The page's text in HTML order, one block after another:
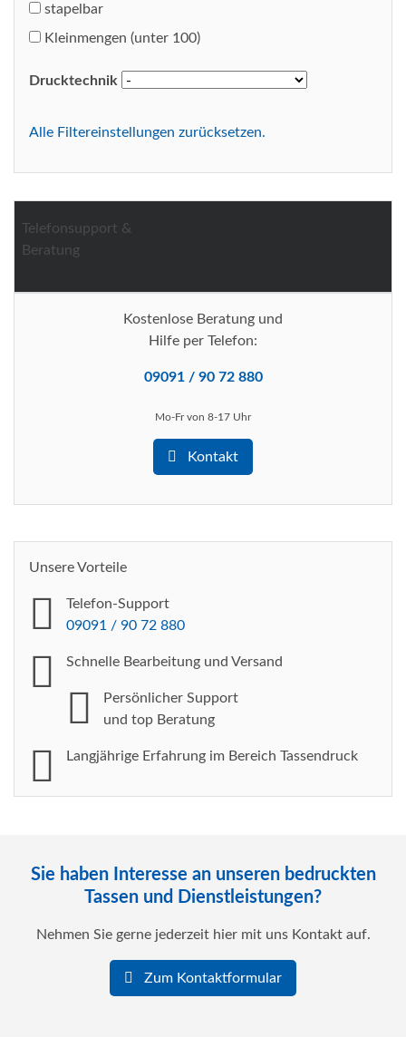
stapelbar
Kleinmengen (unter 100)
Drucktechnik
Alle Filtereinstellungen zurücksetzen.
Telefonsupport &
Beratung
Kostenlose Beratung und
Hilfe per Telefon:
09091 / 90 72 880
Mo-Fr von 8-17 Uhr
Kontakt
Unsere Vorteile
Telefon-Support
09091 / 90 72 880
Schnelle Bearbeitung und Versand
Persönlicher Support
und top Beratung
Langjährige Erfahrung im Bereich Tassendruck
Sie haben Interesse an unseren bedruckten
Tassen und Dienstleistungen?
Nehmen Sie gerne jederzeit hier mit uns Kontakt auf.
Zum Kontaktformular